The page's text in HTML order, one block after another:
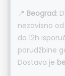
📍 Beograd:
nezavisno
do 12h
porudžbine
Dostava je